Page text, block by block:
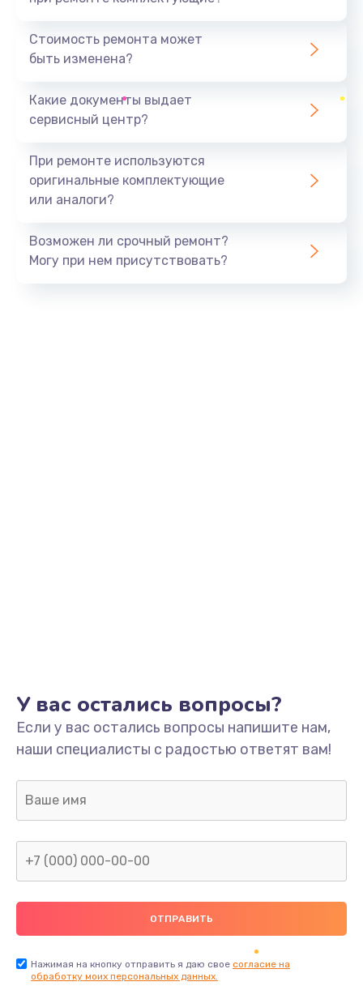
1440 руб.
Ремонт южного моста
Замена батарейки BIOS
Заказать
Замена/Pемонт карбюратора
1300 руб.
Заказать
Ремонт капиллярной трубки
400 руб.
Заказать
Стоимость ремонта может
быть изменена?
Какие документы выдает
сервисный центр?
При ремонте используются
оригинальные комплектующие
или аналоги?
Возможен ли срочный ремонт?
Могу при нем присутствовать?
У вас остались вопросы?
Если у вас остались вопросы напишите нам,
наши специалисты с радостью ответят вам!
Нажимая на кнопку отправить я даю свое согласие на
обработку моих персональных данных.